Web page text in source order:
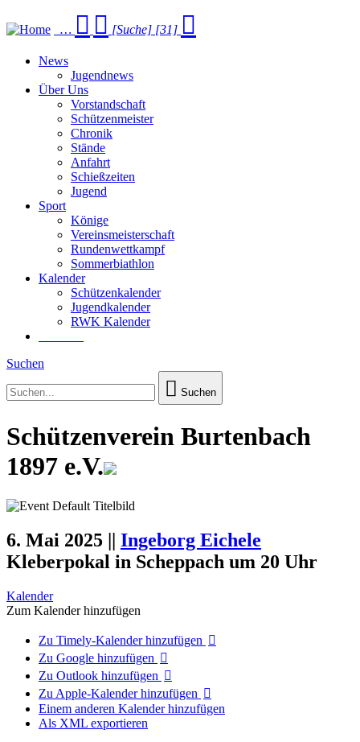
… [Suche] [31]
News
Jugendnews
Über Uns
Vorstandschaft
Schützenmeister
Chronik
Stände
Anfahrt
Schießzeiten
Jugend
Sport
Könige
Vereinsmeisterschaft
Rundenwettkampf
Sommer­biathlon
Kalender
Schützenkalender
Jugendkalender
RWK Kalender
Suchen
Suchen
Schützenverein Burtenbach
1897 e.V.
6. Mai 2025 || Ingeborg Eichele
Kleberpokal in Scheppach um 20 Uhr
Kalender
Zum Kalender hinzufügen
Zu Timely-Kalender hinzufügen
Zu Google hinzufügen
Zu Outlook hinzufügen
Zu Apple-Kalender hinzufügen
Einem anderen Kalender hinzufügen
Als XML exportieren